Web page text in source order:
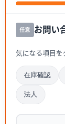
任意 お問い
気になる項目を
在庫確認
法人